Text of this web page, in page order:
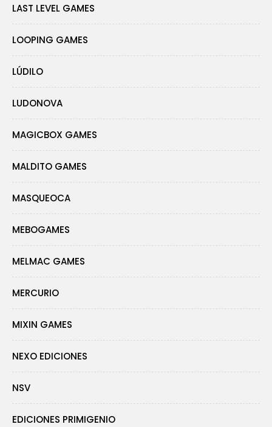
LAST LEVEL GAMES
LOOPING GAMES
LÚDILO
LUDONOVA
MAGICBOX GAMES
MALDITO GAMES
MASQUEOCA
MEBOGAMES
MELMAC GAMES
MERCURIO
MIXIN GAMES
NEXO EDICIONES
NSV
EDICIONES PRIMIGENIO